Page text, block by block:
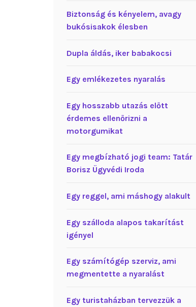
Biztonság és kényelem, avagy
bukósisakok élesben
Dupla áldás, iker babakocsi
Egy emlékezetes nyaralás
Egy hosszabb utazás előtt
érdemes ellenőrizni a
motorgumikat
Egy megbízható jogi team: Tatár
Borisz Ügyvédi Iroda
Egy reggel, ami máshogy alakult
Egy szálloda alapos takarítást
igényel
Egy számítógép szerviz, ami
megmentette a nyaralást
Egy turistaházban tervezzük a